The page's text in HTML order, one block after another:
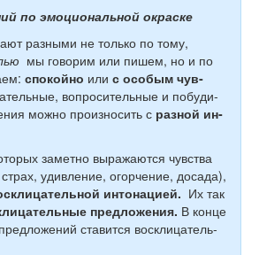
по эмоциональной окраске
раз­ны­ми не толь­ко по тому,
мы го­во­рим или пишем, но и по
спо­кой­но или с осо­бым чув­
во­про­си­тель­ные и по­бу­ди­
можно про­из­но­сить с раз­ной ин­
за­мет­но вы­ра­жаются чув­ства
удив­ле­ние, огор­че­ние, до­са­да),
ин­то­на­ци­ей. Их так
предложения. В конце
ста­вит­ся вос­кли­ца­тель­